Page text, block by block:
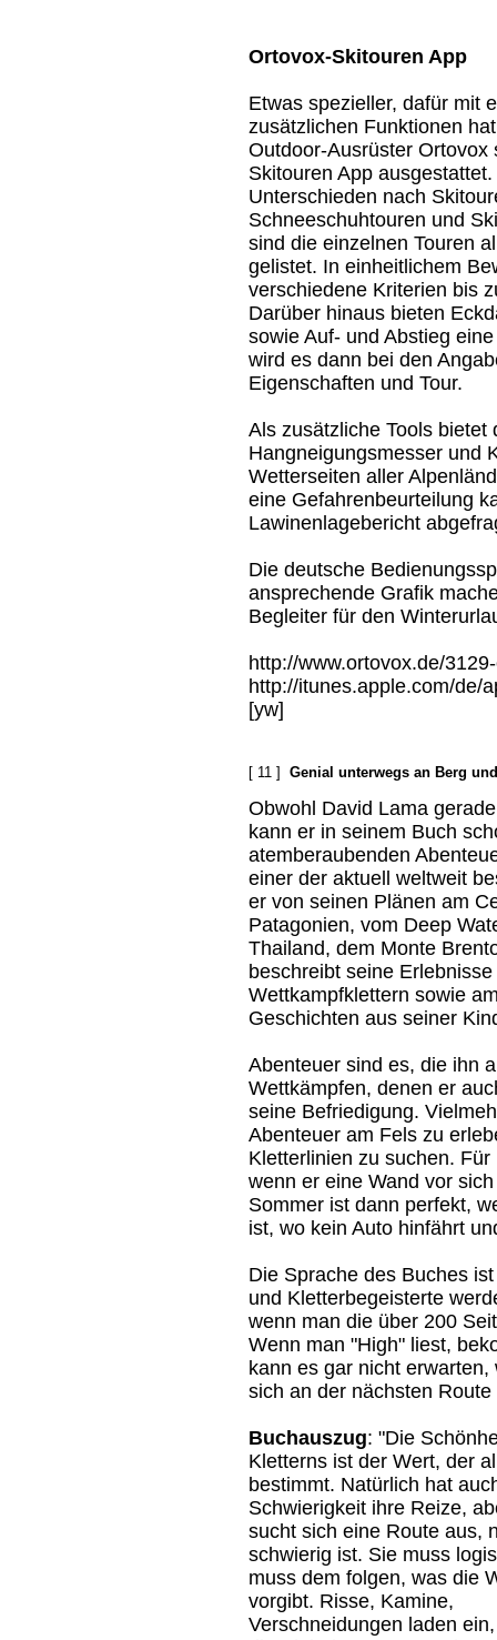
Ortovox-Skitouren App
Etwas spezieller, dafür mit
zusätzlichen Funktionen
Outdoor-Ausrüster Ortovox
Skitouren App ausgestattet.
Unterschieden nach
Schneeschuhtouren und
sind die einzelnen Touren
gelistet. In einheitlichem
verschiedene Kriterien bis
Darüber hinaus bieten
sowie Auf- und Abstieg
wird es dann bei den
Eigenschaften und Tour.
Als zusätzliche Tools bietet
Hangneigungsmesser und
Wetterseiten aller
eine Gefahrenbeurteilung
Lawinenlagebericht
Die deutsche
ansprechende Grafik
Begleiter für den
http://www.ortovox.de/
http://itunes.apple.com/de/
[yw]
[ 11 ] Genial unterwegs an Berg
Obwohl David Lama
kann er in seinem Buch
atemberaubenden
einer der aktuell weltweit
er von seinen Plänen am
Patagonien, vom Deep
Thailand, dem Monte
beschreibt seine
Wettkampfklettern sowie
Geschichten aus seiner
Abenteuer sind es, die ihn
Wettkämpfen, denen er
seine Befriedigung.
Abenteuer am Fels zu
Kletterlinien zu suchen.
wenn er eine Wand vor
Sommer ist dann perfekt,
ist, wo kein Auto hinfährt
Die Sprache des Buches
und Kletterbegeisterte
wenn man die über 200
Wenn man "High" liest,
kann es gar nicht
sich an der nächsten
Buchauszug: "Die
Kletterns ist der Wert, der
bestimmt. Natürlich hat
Schwierigkeit ihre Reize,
sucht sich eine Route aus,
schwierig ist. Sie muss
muss dem folgen, was die
vorgibt. Risse, Kamine,
Verschneidungen laden